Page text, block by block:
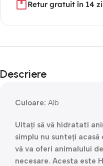
Retur gratuit în 14
Descriere
Culoare: Alb
Uitați să vă hidratati
simplu nu sunteți
vă va oferi animalului
necesare. Acesta este